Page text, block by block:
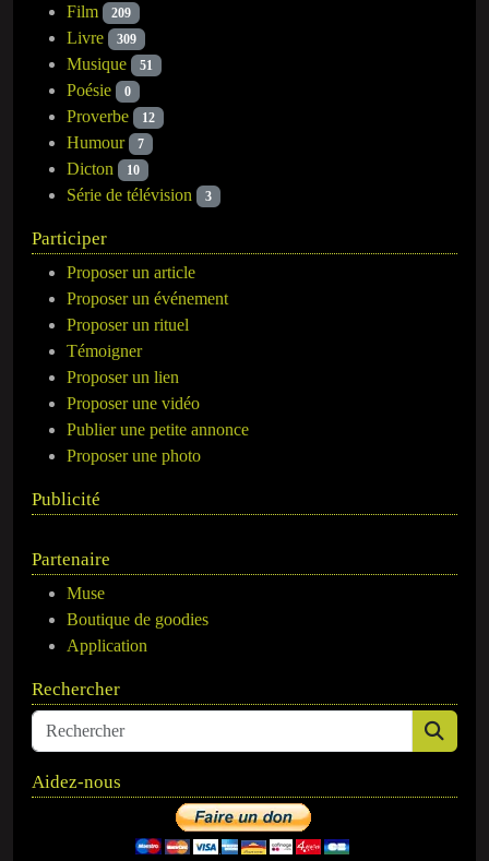
Film 209
Livre 309
Musique 51
Poésie 0
Proverbe 12
Humour 7
Dicton 10
Série de télévision 3
Participer
Proposer un article
Proposer un événement
Proposer un rituel
Témoigner
Proposer un lien
Proposer une vidéo
Publier une petite annonce
Proposer une photo
Publicité
Partenaire
Muse
Boutique de goodies
Application
Rechercher
Aidez-nous